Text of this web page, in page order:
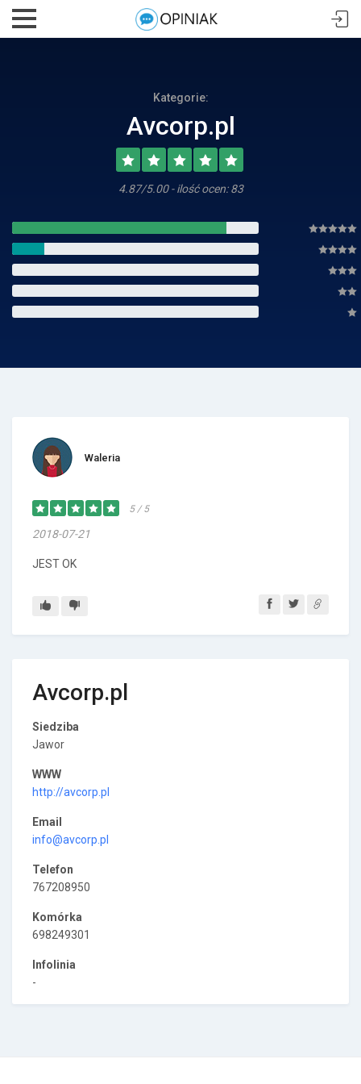
Kategorie:
Avcorp.pl
4.87/5.00 - ilość ocen: 83
Waleria
5 / 5
2018-07-21
JEST OK
Avcorp.pl
Siedziba
Jawor
WWW
http://avcorp.pl
Email
info@avcorp.pl
Telefon
767208950
Komórka
698249301
Infolinia
-